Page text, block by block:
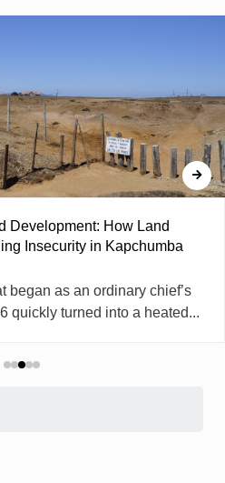
Development: How Land
Insecurity in Kapchumba
began as an ordinary chief’s
quickly turned into a heated...